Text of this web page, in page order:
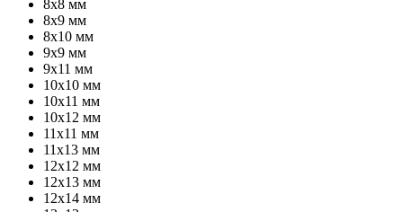
8х8 мм
8х9 мм
8х10 мм
9х9 мм
9х11 мм
10х10 мм
10х11 мм
10х12 мм
11х11 мм
11х13 мм
12х12 мм
12х13 мм
12х14 мм